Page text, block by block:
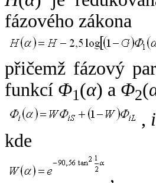
fázového zákona
přičemž fázový
funkcí Φ1(α) a Φ2(
, i
kde
,